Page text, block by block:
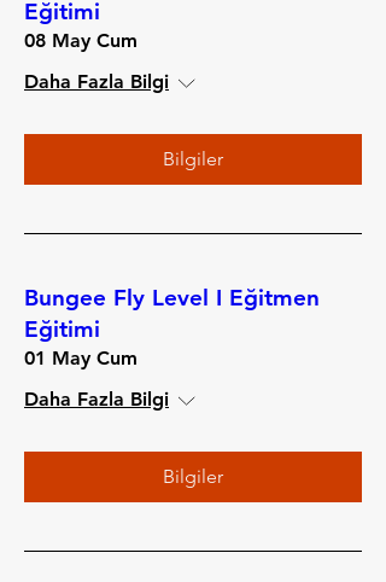
Eğitimi
08 May Cum
Daha Fazla Bilgi
Bilgiler
Bungee Fly Level I Eğitmen
Eğitimi
01 May Cum
Daha Fazla Bilgi
Bilgiler